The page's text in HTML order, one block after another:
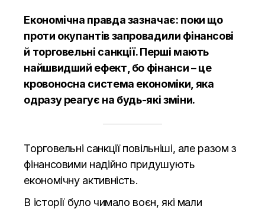
Економічна правда зазначає: поки що
проти окупантів запровадили фінансові
й торговельні санкції. Перші мають
найшвидший ефект, бо фінанси – це
кровоносна система економіки, яка
одразу реагує на будь-які зміни.
Торговельні санкції повільніші, але разом з
фінансовими надійно придушують
економічну активність.
В історії було чимало воєн, які мали